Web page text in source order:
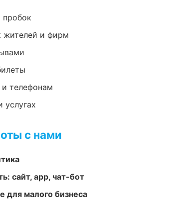
пробок
жителей и фирм
телефонам
услугах
с нами
сайт, app, чат-бот
для малого бизнеса